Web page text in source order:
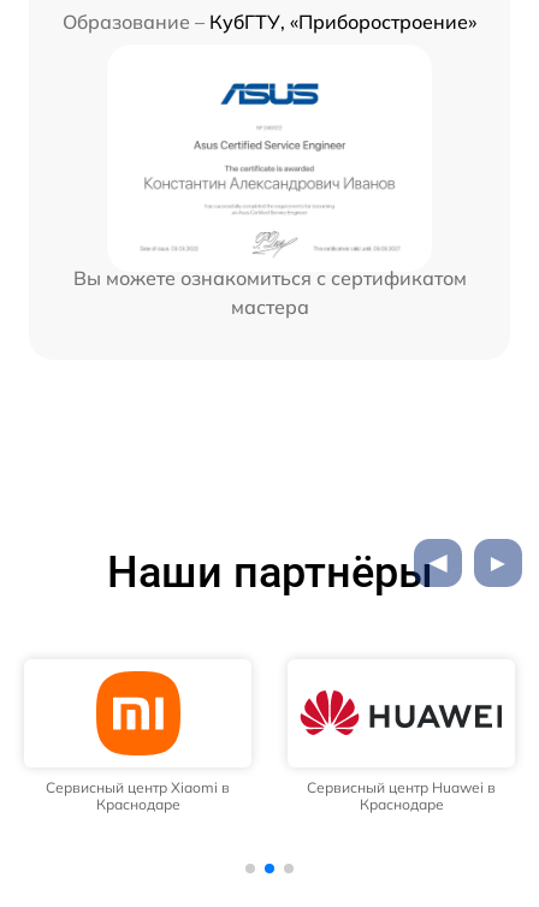
Образование – КубГТУ, «Приборостроение»
Вы можете ознакомиться с сертификатом
мастера
Наши партнёры
Сервисный центр Xiaomi в
Краснодаре
Сервисный центр Huawei в
Краснодаре